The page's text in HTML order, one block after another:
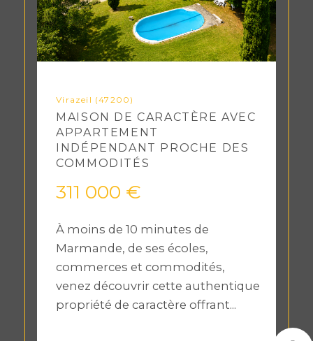
Virazeil (47200)
MAISON DE CARACTÈRE AVEC
APPARTEMENT
INDÉPENDANT PROCHE DES
COMMODITÉS
311 000 €
À moins de 10 minutes de
Marmande, de ses écoles,
commerces et commodités,
venez découvrir cette authentique
propriété de caractère offrant...